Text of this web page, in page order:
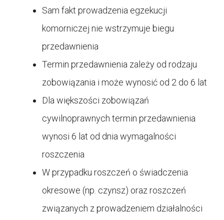
Sam fakt prowadzenia egzekucji
komorniczej nie wstrzymuje biegu
przedawnienia
Termin przedawnienia zależy od rodzaju
zobowiązania i może wynosić od 2 do 6 lat
Dla większości zobowiązań
cywilnoprawnych termin przedawnienia
wynosi 6 lat od dnia wymagalności
roszczenia
W przypadku roszczeń o świadczenia
okresowe (np. czynsz) oraz roszczeń
związanych z prowadzeniem działalności